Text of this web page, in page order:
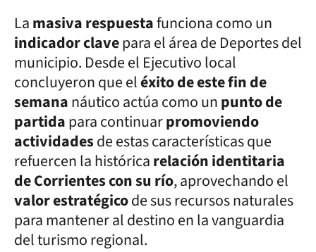
Lamasiva respuestafunciona como un
indicador clavepara el área de Deportes del
municipio. Desde el Ejecutivo local
concluyeron que eléxito de este fin de
semananáutico actúa como unpunto de
partidapara continuarpromoviendo
actividadesde estas características que
refuercen la históricarelación identitaria
de Corrientes con su río, aprovechando el
valor estratégicode sus recursos naturales
para mantener al destino en la vanguardia
del turismo regional.